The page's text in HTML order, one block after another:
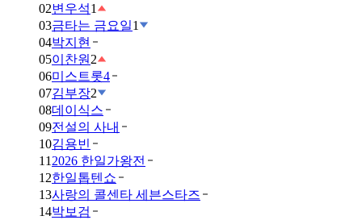
02변우석1
03금타는 금요일1
04박지현
05이찬원 2
06미스트롯4
07김부장2
08데이식스
09전설의 사내
10김용빈
11 2026 한일가왕전
12한일톱텐쇼
13사랑의 콜센타 세븐스타즈
14박보검